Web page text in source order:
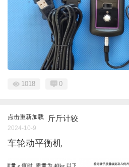
1018 0
点击重新加载 斤斤计较
2024-10-9
车轮动平衡机